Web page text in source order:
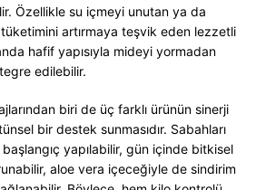
Özellikle su içmeyi unutan ya da
artırmaya teşvik eden lezzetli
hafif yapısıyla mideyi yormadan
edilebilir.
biri de üç farklı ürünün sinerji
bir destek sunmasıdır. Sabahları
yapılabilir, gün içinde bitkisel
aloe vera içeceğiyle de sindirim